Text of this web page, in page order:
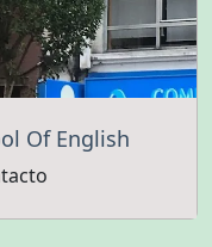
Of English